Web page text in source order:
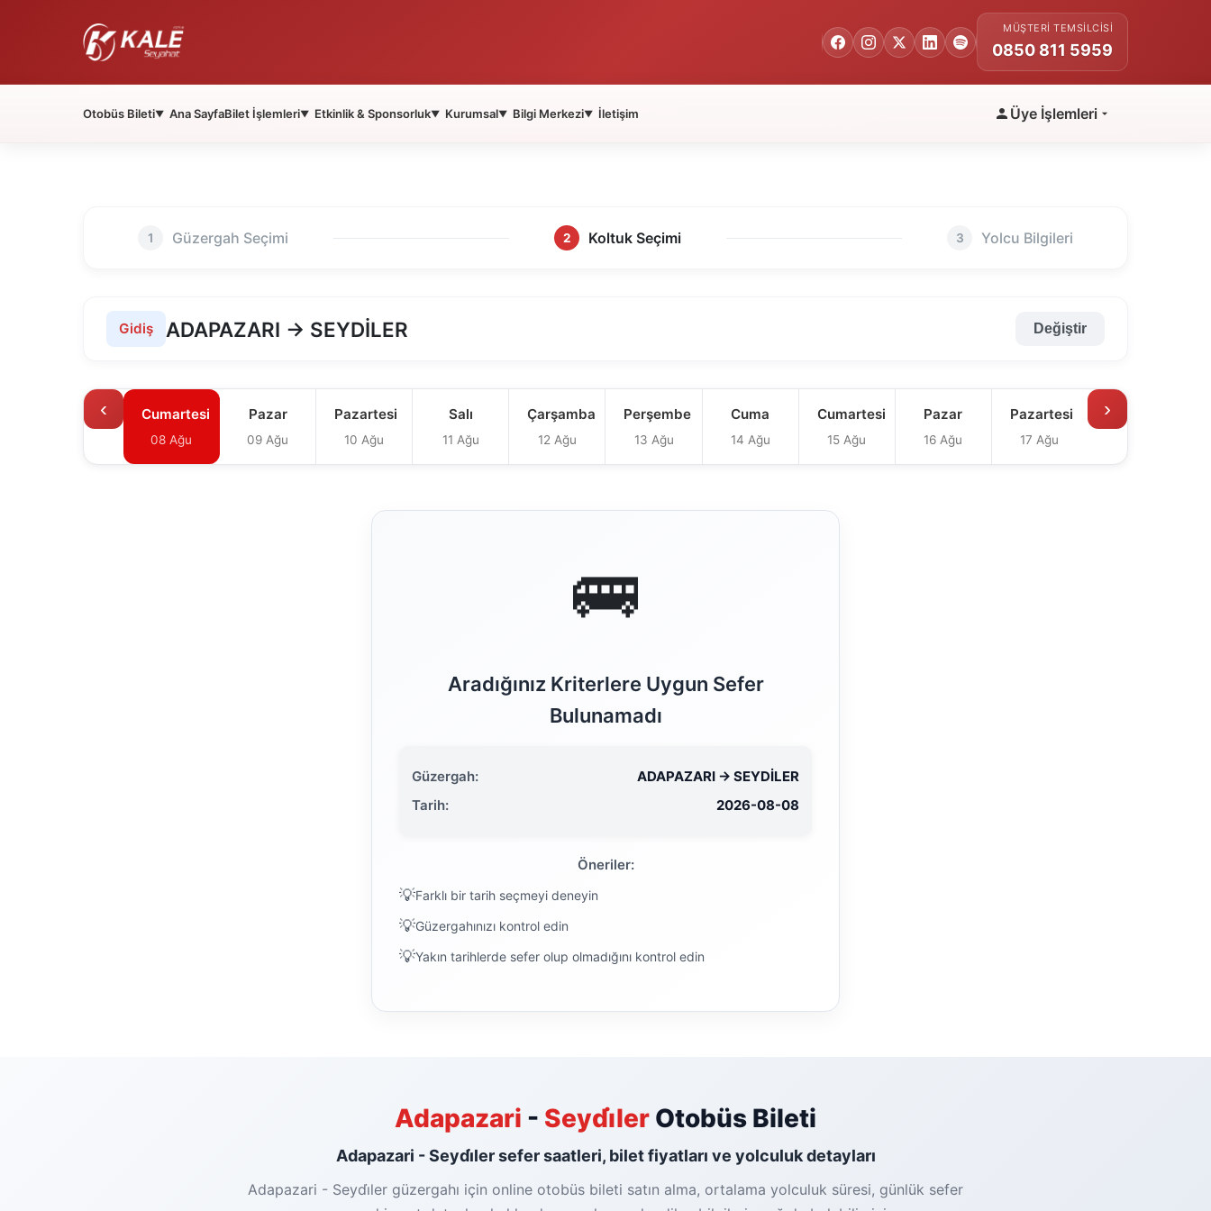
MÜŞTERI TEMSILCISI
0850 811 5959
Otobüs Bileti▼ Ana SayfaBilet İşlemleri▼ Etkinlik & Sponsorluk▼ Kurumsal▼ Bilgi Merkezi▼ İletişim Üye İşlemleri
1 Güzergah Seçimi 2 Koltuk Seçimi 3 Yolcu Bilgileri
Gidiş ADAPAZARI → SEYDİLER Değiştir
‹ Cumartesi
08 Ağu
Pazar
09 Ağu
Pazartesi
10 Ağu
Salı
11 Ağu
Çarşamba
12 Ağu
Perşembe
13 Ağu
Cuma
14 Ağu
Cumartesi
15 Ağu
Pazar
16 Ağu
Pazartesi
17 Ağu
›
🚌
Aradığınız Kriterlere Uygun Sefer
Bulunamadı
Güzergah:
ADAPAZARI → SEYDİLER
Tarih:
2026-08-08
Öneriler:
Farklı bir tarih seçmeyi deneyin
Güzergahınızı kontrol edin
Yakın tarihlerde sefer olup olmadığını kontrol edin
Adapazari - Seydi̇ler Otobüs Bileti
Adapazari - Seydi̇ler sefer saatleri, bilet fiyatları ve yolculuk detayları
Adapazari - Seydi̇ler güzergahı için online otobüs bileti satın alma, ortalama yolculuk süresi, günlük sefer